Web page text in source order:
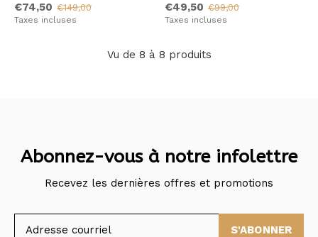
€74,50 €149,00
Taxes incluses
€49,50 €99,00
Taxes incluses
Vu de 8 à 8 produits
Abonnez-vous à notre infolettre
Recevez les dernières offres et promotions
S'ABONNER